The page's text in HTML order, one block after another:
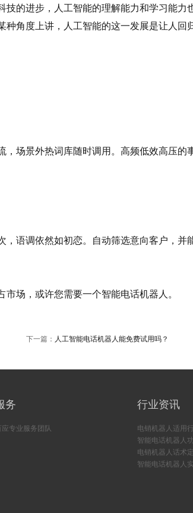
的进步，人工智能的理解能力和学习能力
角度上讲，人工智能的这一发展是让人回
场景外热词库随时调用。高频低效高压的
语调依然如初恋。自动筛选意向客户，并
场，或许您需要一个智能电话机器人。
下一篇： 人工智能电话机器人能免费试用吗？
务
应专业服务团队
行业资讯
电销机器人适用
智能电话机器人
电销机器人话术
智能电话机器人